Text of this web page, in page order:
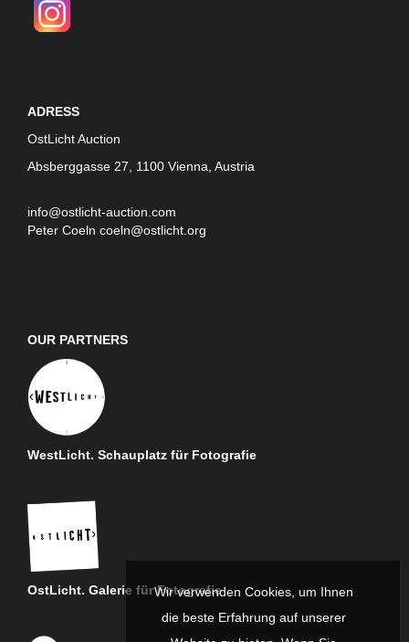
ADRESS
OstLicht Auction
Absberggasse 27, 1100 Vienna, Austria
info@ostlicht-auction.com
Peter Coeln coeln@ostlicht.org
OUR PARTNERS
WestLicht. Schauplatz für Fotografie
OstLicht. Galerie für FotografieWir verwenden Cookies, um Ihnen
die beste Erfahrung auf unserer